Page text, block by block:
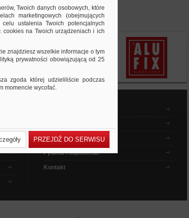
Filmy instruktażowe
Pytania i odpowiedzi
Kontakt
Twoich danych osobowych, które
marketingowych (obejmujących
ustalenia Twoich potencjalnych
cookies na Twoich urządzeniach i ich
znajdziesz wszelkie informacje o tym
prywatności obowiązującą od 25
zgoda której udzieliliście podczas
momencie wycofać.
PRZEJDŹ DO SERWISU